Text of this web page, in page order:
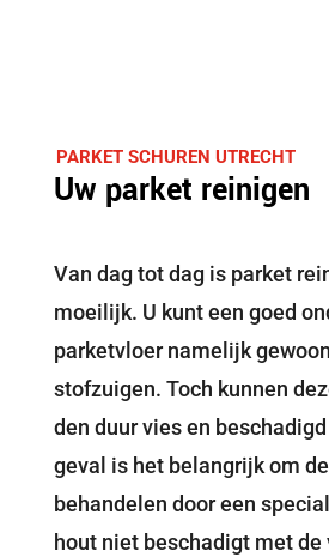
PARKET SCHUREN UTRECHT
Uw parket reinigen
Van dag tot dag is parket
moeilijk. U kunt een goed
parketvloer namelijk
stofzuigen. Toch kunnen
den duur vies en
geval is het belangrijk om
behandelen door een
hout niet beschadigt met de